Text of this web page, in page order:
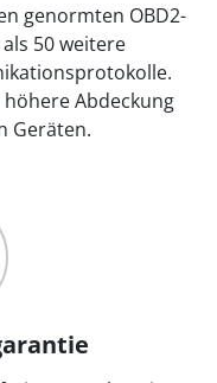
genormten OBD2-
50 weitere
Abdeckung
Geräten.